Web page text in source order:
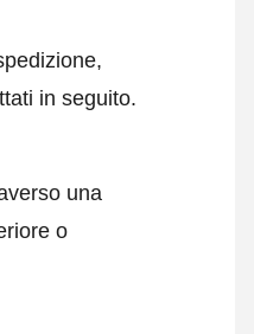
in seguito.
una
o